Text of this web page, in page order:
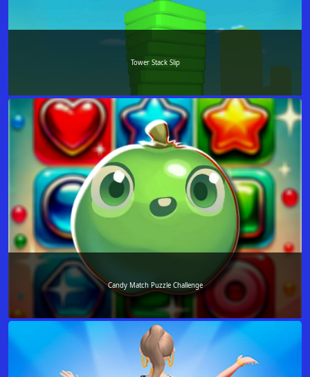
Tower Stack Slip
Candy Match Puzzle Challenge